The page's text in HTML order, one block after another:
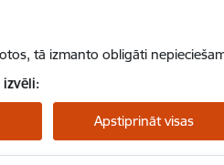
tā izmanto obligāti
izvēli:
Apstiprināt visas